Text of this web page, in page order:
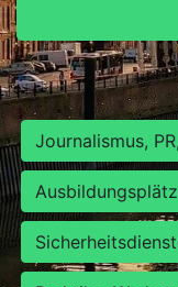
Journalismus,